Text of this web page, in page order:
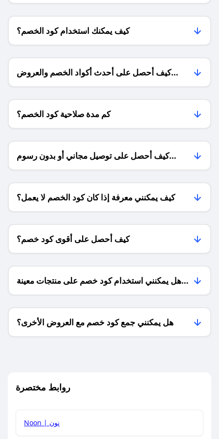
كيف يمكنك استخدام كود الخصم؟
كيف أحصل على أحدث أكواد الخصم والعروض
للمتاجر؟
كم مدة صلاحية كود الخصم؟
كيف أحصل على توصيل مجاني أو بدون رسوم
الشحن ؟
كيف يمكنني معرفة إذا كان كود الخصم لا يعمل؟
كيف أحصل على أقوى كود خصم؟
هل يمكنني استخدام كود خصم على منتجات معينة
فقط؟
هل يمكنني جمع كود خصم مع العروض الأخرى؟
روابط مختصرة
Noon | نون